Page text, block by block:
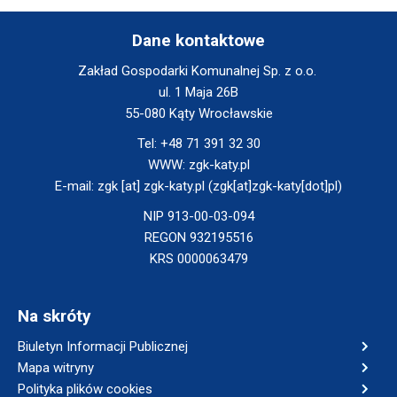
new
new
Dane kontaktowe
Zakład Gospodarki Komunalnej Sp. z o.o.
ul. 1 Maja 26B
55-080 Kąty Wrocławskie
Tel: +48 71 391 32 30
WWW: zgk-katy.pl
E-mail: zgk [at] zgk-katy.pl (zgk[at]zgk-katy[dot]pl)
NIP 913-00-03-094
REGON 932195516
KRS 0000063479
Na skróty
Will
open
in
Biuletyn Informacji Publicznej
Mapa witryny
Polityka plików cookies